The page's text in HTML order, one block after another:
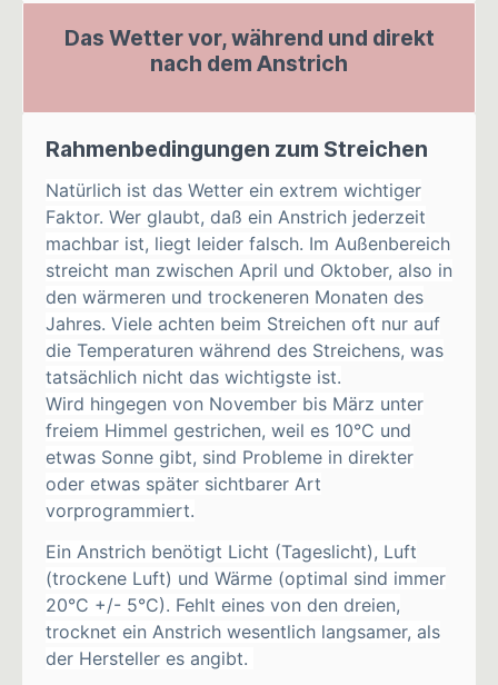
Das Wetter vor, während und direkt
nach dem Anstrich
Rahmenbedingungen zum Streichen
Natürlich ist das Wetter ein extrem wichtiger
Faktor. Wer glaubt, daß ein Anstrich jederzeit
machbar ist, liegt leider falsch. Im Außenbereich
streicht man zwischen April und Oktober, also in
den wärmeren und trockeneren Monaten des
Jahres. Viele achten beim Streichen oft nur auf
die Temperaturen während des Streichens, was
tatsächlich nicht das wichtigste ist.
Wird hingegen von November bis März unter
freiem Himmel gestrichen, weil es 10°C und
etwas Sonne gibt, sind Probleme in direkter
oder etwas später sichtbarer Art
vorprogrammiert.
Ein Anstrich benötigt Licht (Tageslicht), Luft
(trockene Luft) und Wärme (optimal sind immer
20°C +/- 5°C). Fehlt eines von den dreien,
trocknet ein Anstrich wesentlich langsamer, als
der Hersteller es angibt.